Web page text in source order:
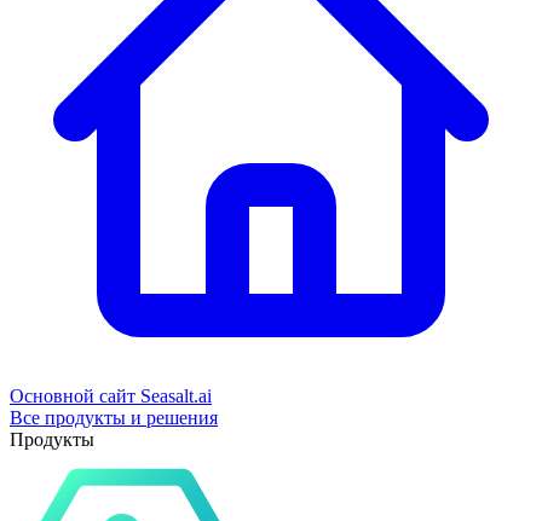
Основной сайт Seasalt.ai
Все продукты и решения
Продукты